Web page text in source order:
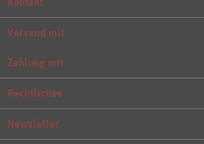
Versand mit
Zahlung mit
Rechtliches
Newsletter